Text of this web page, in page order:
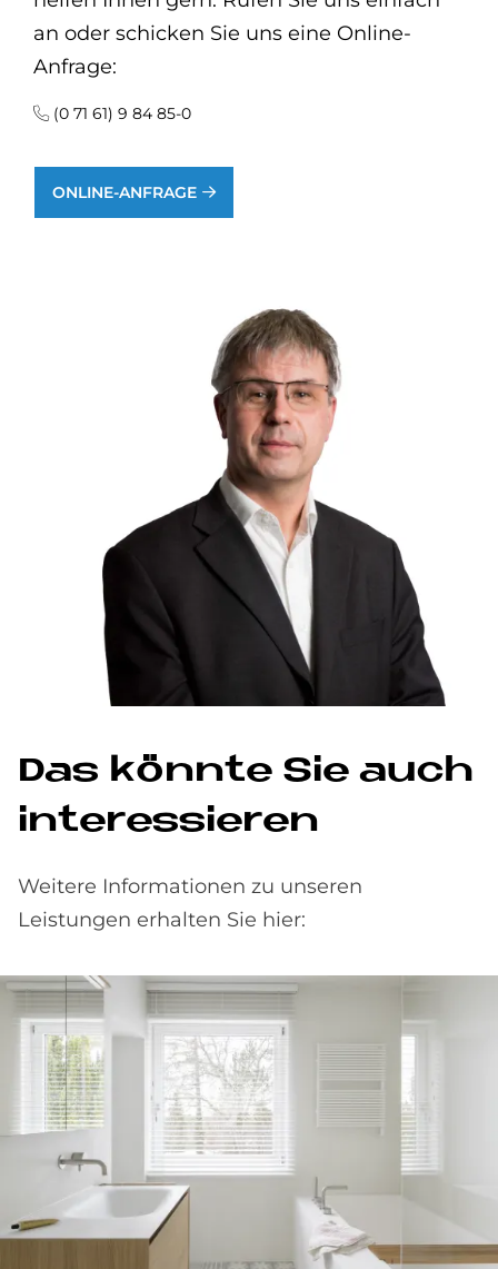
an oder schicken Sie uns eine Online-
Anfrage:
(0 71 61) 9 84 85-0
ONLINE-ANFRAGE
Das könn­te Sie auch
in­ter­es­sie­ren
Weitere Informationen zu unseren
Leistungen erhalten Sie hier: